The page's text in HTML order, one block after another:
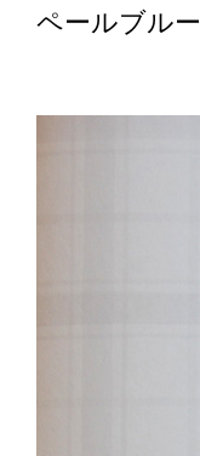
ペールブルー